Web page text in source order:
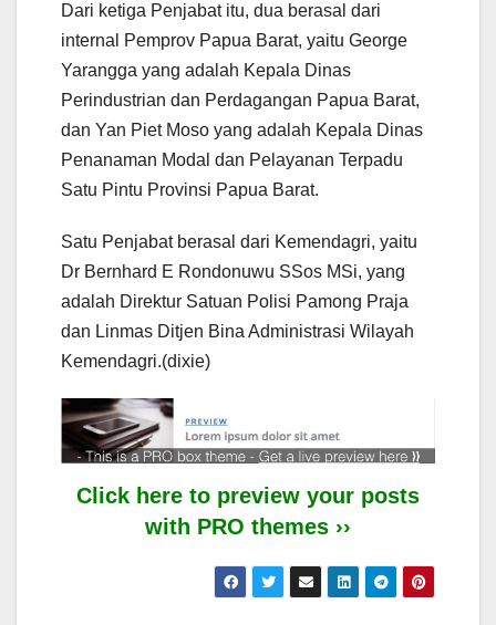
Dari ketiga Penjabat itu, dua berasal dari
internal Pemprov Papua Barat, yaitu George
Yarangga yang adalah Kepala Dinas
Perindustrian dan Perdagangan Papua Barat,
dan Yan Piet Moso yang adalah Kepala Dinas
Penanaman Modal dan Pelayanan Terpadu
Satu Pintu Provinsi Papua Barat.
Satu Penjabat berasal dari Kemendagri, yaitu
Dr Bernhard E Rondonuwu SSos MSi, yang
adalah Direktur Satuan Polisi Pamong Praja
dan Linmas Ditjen Bina Administrasi Wilayah
Kemendagri.(dixie)
Click here to preview your posts
with PRO themes ››